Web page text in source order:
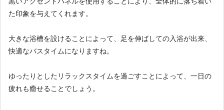
た印象を与えてくれます。
大きな浴槽を設けることによって、足を伸ばしての入浴が出来、
快適なバスタイムになりますね。
ゆったりとしたリラックスタイムを過ごすことによって、一日の
疲れも癒せることでしょう。